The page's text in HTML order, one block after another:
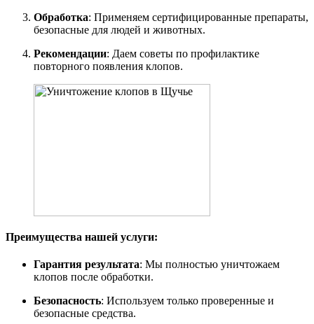
Обработка: Применяем сертифицированные препараты,
безопасные для людей и животных.
Рекомендации: Даем советы по профилактике
повторного появления клопов.
Преимущества нашей услуги:
Гарантия результата: Мы полностью уничтожаем
клопов после обработки.
Безопасность: Используем только проверенные и
безопасные средства.